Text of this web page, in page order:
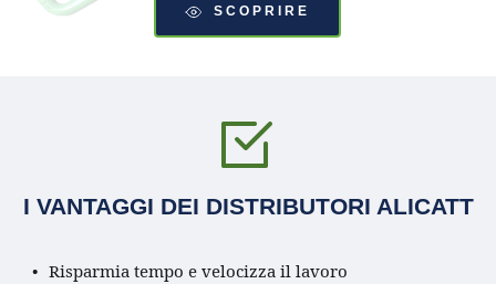
SCOPRIRE
I VANTAGGI DEI DISTRIBUTORI ALICATT
Risparmia tempo e velocizza il lavoro